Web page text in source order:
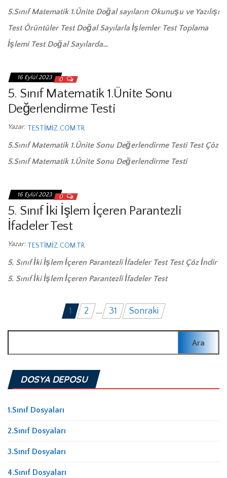
5.Sınıf Matematik 1.Ünite Doğal sayıların Okunuşu ve Yazılışı
Test Örüntüler Test Doğal Sayılarla İşlemler Test Toplama
İşlemi Test Doğal Sayılarda…
16 Eylül 2023 0
5. Sınıf Matematik 1.Ünite Sonu
Değerlendirme Testi
Yazar: TESTIMIZ.COM.TR
5.Sınıf Matematik 1.Ünite Sonu Değerlendirme Testi Test Çöz
5.Sınıf Matematik 1.Ünite Sonu Değerlendirme Testi
16 Eylül 2023 0
5. Sınıf İki İşlem İçeren Parantezli
İfadeler Test
Yazar: TESTIMIZ.COM.TR
5. Sınıf İki İşlem İçeren Parantezli İfadeler Test Test Çöz İndir
5. Sınıf İki İşlem İçeren Parantezli İfadeler Test
sayfalaması
1 2 … 31 Sonraki
DOSYA DEPOSU
1.Sınıf Dosyaları
2.Sınıf Dosyaları
3.Sınıf Dosyaları
4.Sınıf Dosyaları